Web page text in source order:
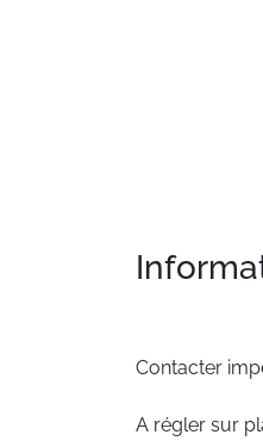
Contacter
A régler sur